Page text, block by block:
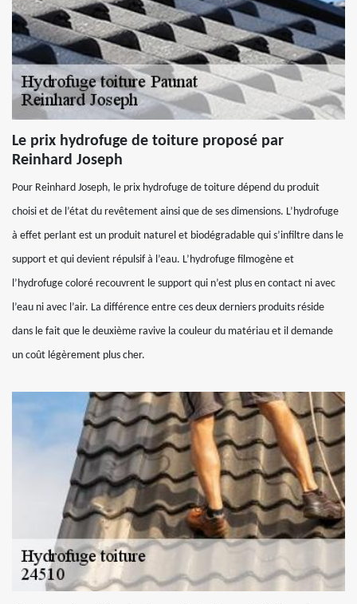
Le prix hydrofuge de toiture proposé par
Reinhard Joseph
Pour Reinhard Joseph, le prix hydrofuge de toiture dépend du produit
choisi et de l’état du revêtement ainsi que de ses dimensions. L’hydrofuge
à effet perlant est un produit naturel et biodégradable qui s’infiltre dans le
support et qui devient répulsif à l’eau. L’hydrofuge filmogène et
l’hydrofuge coloré recouvrent le support qui n’est plus en contact ni avec
l’eau ni avec l’air. La différence entre ces deux derniers produits réside
dans le fait que le deuxième ravive la couleur du matériau et il demande
un coût légèrement plus cher.